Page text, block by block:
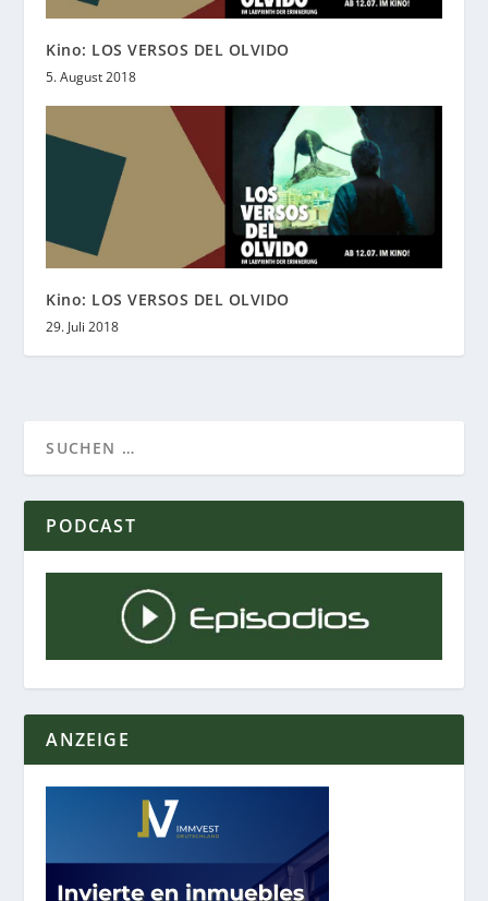
Kino: LOS VERSOS DEL OLVIDO
5. August 2018
Kino: LOS VERSOS DEL OLVIDO
29. Juli 2018
PODCAST
ANZEIGE